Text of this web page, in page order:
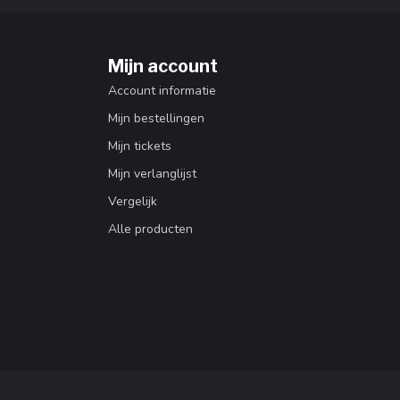
Mijn account
Account informatie
Mijn bestellingen
Mijn tickets
Mijn verlanglijst
Vergelijk
Alle producten